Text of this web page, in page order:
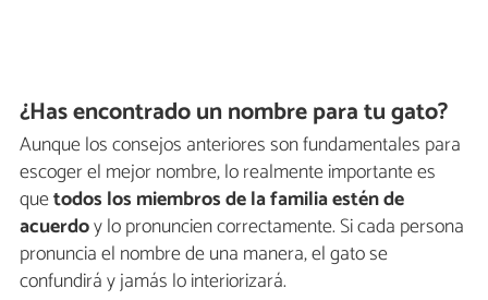
¿Has encontrado un nombre para tu gato?
Aunque los consejos anteriores son fundamentales para
escoger el mejor nombre, lo realmente importante es
quetodos los miembros de la familia estén de
acuerdoy lo pronuncien correctamente. Si cada persona
pronuncia el nombre de una manera, el gato se
confundirá y jamás lo interiorizará.